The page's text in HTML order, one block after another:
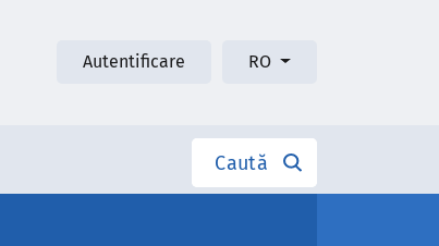
Autentificare RO
Caută